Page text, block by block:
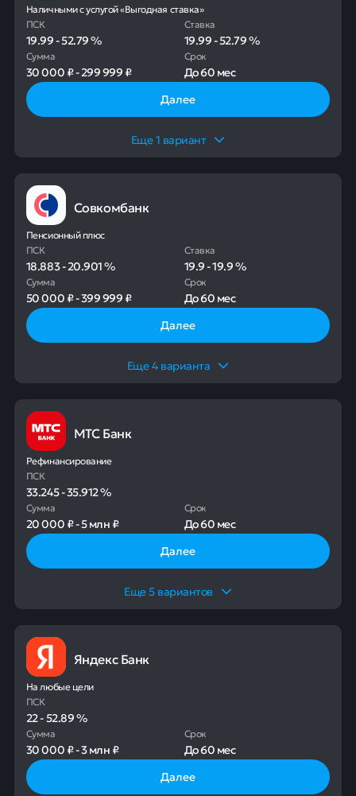
Наличными с услугой «Выгодная ставка»
ПСК
19.99-52.79%
Ставка
19.99-52.79%
Сумма
30 000 ₽-299 999 ₽
Срок
До60 мес
Далее
Еще1 вариант
Совкомбанк
Пенсионный плюс
ПСК
18.883-20.901%
Ставка
19.9-19.9%
Сумма
50 000 ₽-399 999 ₽
Срок
До60 мес
Далее
Еще4 варианта
МТС Банк
Рефинансирование
ПСК
33.245-35.912%
Сумма
20 000 ₽-5 млн ₽
Срок
До60 мес
Далее
Еще5вариантов
Яндекс Банк
На любые цели
ПСК
22-52.89%
Сумма
30 000 ₽-3 млн ₽
Срок
До60 мес
Далее